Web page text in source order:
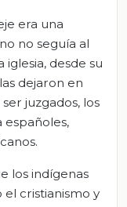
era una
no seguía al
iglesia, desde su
dejaron en
juzgados, los
españoles,
los indígenas
cristianismo y